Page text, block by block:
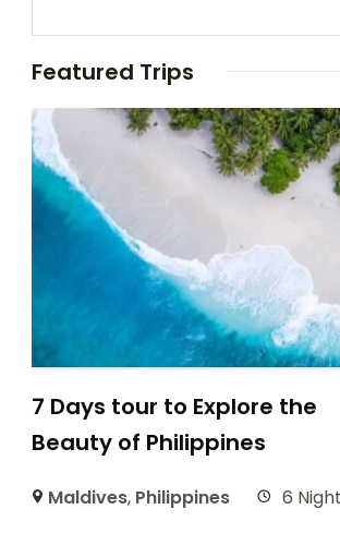
Featured Trips
7 Days tour to Explore the
Beauty of Philippines
Maldives, Philippines 6